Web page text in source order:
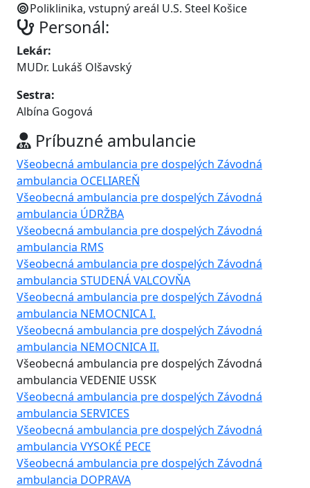
Poliklinika, vstupný areál U.S. Steel Košice
Personál:
Lekár:
MUDr. Lukáš Olšavský
Sestra:
Albína Gogová
Príbuzné ambulancie
Všeobecná ambulancia pre dospelých Závodná
ambulancia OCELIAREŇ
Všeobecná ambulancia pre dospelých Závodná
ambulancia ÚDRŽBA
Všeobecná ambulancia pre dospelých Závodná
ambulancia RMS
Všeobecná ambulancia pre dospelých Závodná
ambulancia STUDENÁ VALCOVŇA
Všeobecná ambulancia pre dospelých Závodná
ambulancia NEMOCNICA I.
Všeobecná ambulancia pre dospelých Závodná
ambulancia NEMOCNICA II.
Všeobecná ambulancia pre dospelých Závodná
ambulancia VEDENIE USSK
Všeobecná ambulancia pre dospelých Závodná
ambulancia SERVICES
Všeobecná ambulancia pre dospelých Závodná
ambulancia VYSOKÉ PECE
Všeobecná ambulancia pre dospelých Závodná
ambulancia DOPRAVA